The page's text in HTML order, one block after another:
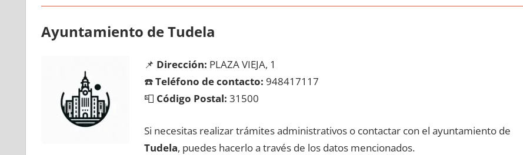
Ayuntamiento dе Tudela
📌 Dirección: PLAZA VIEJA, 1
☎️Teléfono dе contacto: 948417117
📮 Código Postal: 31500
Si necesitas realizar trámites administrativos ο contactar сοn el ayuntamiento dе
Tudela, puedes hacerlo а través dе los datos mencionados.